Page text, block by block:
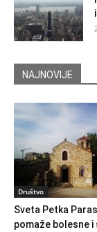
NAJNOVIJE
Društvo
Sveta Petka
pomaže bolesne